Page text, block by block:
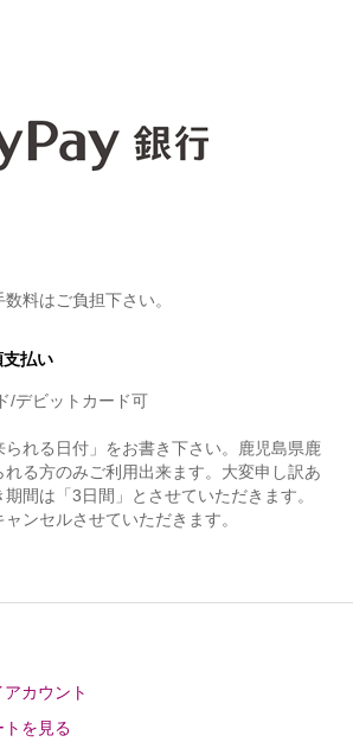
料はご負担下さい。
払い
/デビットカード可
れる日付」をお書き下さい。鹿児島県鹿
れる方のみご利用出来ます。大変申し訳あ
間は「3日間」とさせていただきます。
ンセルさせていただきます。
アカウント
トを見る